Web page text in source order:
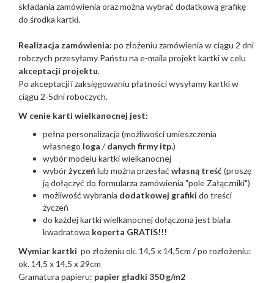
składania zamówienia oraz można wybrać dodatkową grafikę
do środka kartki.
Realizacja zamówienia: po złożeniu zamówienia w ciągu 2 dni
robczych przesyłamy Państu na e-maila projekt kartki w celu
akceptacji projektu.
Po akceptacji i zaksięgowaniu płatności wysyłamy kartki w
ciągu 2-5dni roboczych.
W cenie karti wielkanocnej jest:
pełna personalizacja (możliwości umieszczenia
własnego loga /danych firmy itp.)
wybór modelu kartki wielkanocnej
wybórżyczeńlub można przesłać własną treść(proszę
ją dołączyć do formularza zamówienia "pole Załączniki")
możliwość wybrania dodatkowej grafiki do treści
życzeń
do każdej kartki wielkanocnej dołączona jest biała
kwadratowa koperta GRATIS!!!
Wymiar kartki po złożeniu ok. 14,5 x 14,5cm / po rozłożeniu:
ok. 14,5 x 14,5 x 29cm
Gramatura papieru: papier gładki 350 g/m2